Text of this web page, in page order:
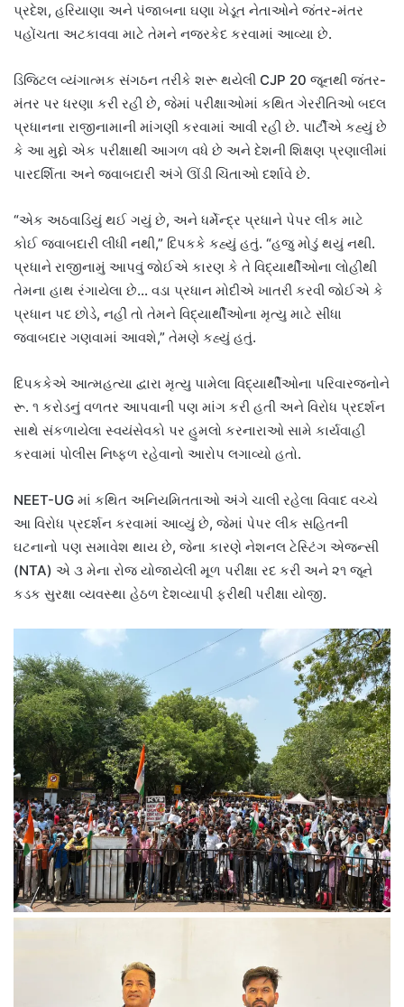
પ્રદેશ, હરિયાણા અને પંજાબના ઘણા ખેડૂત નેતાઓને જંતર-મંતર
પહોંચતા અટકાવવા માટે તેમને નજરકેદ કરવામાં આવ્યા છે.
ડિજિટલ વ્યંગાત્મક સંગઠન તરીકે શરૂ થયેલી CJP 20 જૂનથી જંતર-
મંતર પર ધરણા કરી રહી છે, જેમાં પરીક્ષાઓમાં કથિત ગેરરીતિઓ બદલ
પ્રધાનના રાજીનામાની માંગણી કરવામાં આવી રહી છે. પાર્ટીએ કહ્યું છે
કે આ મુદ્દો એક પરીક્ષાથી આગળ વધે છે અને દેશની શિક્ષણ પ્રણાલીમાં
પારદર્શિતા અને જવાબદારી અંગે ઊંડી ચિંતાઓ દર્શાવે છે.
“એક અઠવાડિયું થઈ ગયું છે, અને ધર્મેન્દ્ર પ્રધાને પેપર લીક માટે
કોઈ જવાબદારી લીધી નથી,” દિપકકે કહ્યું હતું. “હજુ મોડું થયું નથી.
પ્રધાને રાજીનામું આપવું જોઈએ કારણ કે તે વિદ્યાર્થીઓના લોહીથી
તેમના હાથ રંગાયેલા છે… વડા પ્રધાન મોદીએ ખાતરી કરવી જોઈએ કે
પ્રધાન પદ છોડે, નહીં તો તેમને વિદ્યાર્થીઓના મૃત્યુ માટે સીધા
જવાબદાર ગણવામાં આવશે,” તેમણે કહ્યું હતું.
દિપકકેએ આત્મહત્યા દ્વારા મૃત્યુ પામેલા વિદ્યાર્થીઓના પરિવારજનોને
રૂ. ૧ કરોડનું વળતર આપવાની પણ માંગ કરી હતી અને વિરોધ પ્રદર્શન
સાથે સંકળાયેલા સ્વયંસેવકો પર હુમલો કરનારાઓ સામે કાર્યવાહી
કરવામાં પોલીસ નિષ્ફળ રહેવાનો આરોપ લગાવ્યો હતો.
NEET-UG માં કથિત અનિયમિતતાઓ અંગે ચાલી રહેલા વિવાદ વચ્ચે
આ વિરોધ પ્રદર્શન કરવામાં આવ્યું છે, જેમાં પેપર લીક સહિતની
ઘટનાનો પણ સમાવેશ થાય છે, જેના કારણે નેશનલ ટેસ્ટિંગ એજન્સી
(NTA) એ ૩ મેના રોજ યોજાયેલી મૂળ પરીક્ષા રદ કરી અને ૨૧ જૂને
કડક સુરક્ષા વ્યવસ્થા હેઠળ દેશવ્યાપી ફરીથી પરીક્ષા યોજી.